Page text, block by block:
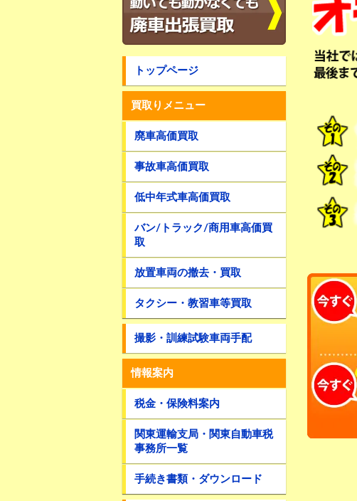
トップページ
買取りメニュー
廃車高価買取
事故車高価買取
低中年式車高価買取
バン/トラック/商用車高価買
取
放置車両の撤去・買取
タクシー・教習車等買取
撮影・訓練試験車両手配
情報案内
税金・保険料案内
関東運輸支局・関東自動車税
事務所一覧
手続き書類・ダウンロード